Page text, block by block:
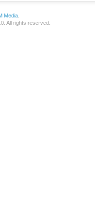
Media.
All rights reserved.